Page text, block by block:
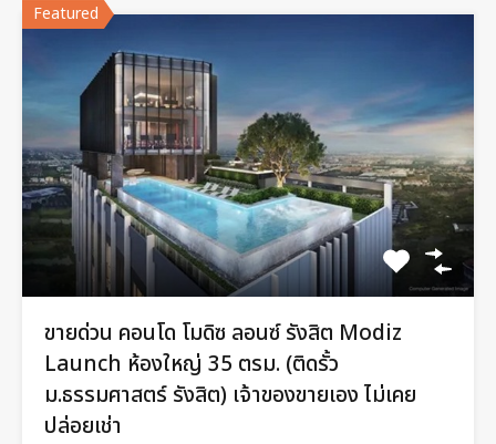
Featured
ขายด่วน คอนโด โมดิซ ลอนซ์ รังสิต Modiz
Launch ห้องใหญ่ 35 ตรม. (ติดรั้ว
ม.ธรรมศาสตร์ รังสิต) เจ้าของขายเอง ไม่เคย
ปล่อยเช่า